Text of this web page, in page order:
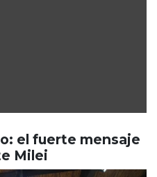
el fuerte mensaje
Milei